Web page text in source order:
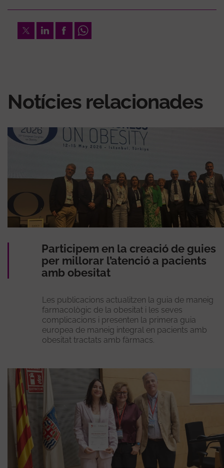
TwitterLinkedInFacebookWhatsapp
Notícies relacionades
Participem en la creació de guies
per millorar l’atenció a pacients
amb obesitat
Les publicacions actualitzen la guia de maneig
farmacològic de la obesitat i les seves
complicacions i presenten la primera guia
europea de maneig integral en pacients amb
obesitat tractats amb fàrmacs.